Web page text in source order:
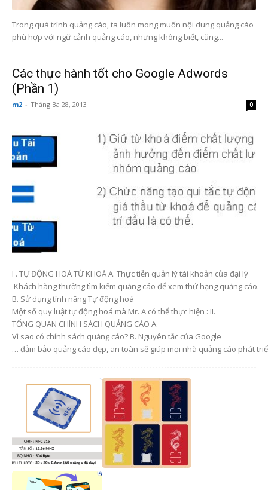
Trong quá trình quảng cáo, ta luôn mong muốn nội dung quảng cáo
phù hợp với ngữ cảnh quảng cáo, nhưng không biết, cũng...
Các thực hành tốt cho Google Adwords
(Phần 1)
m2 - Tháng Ba 28, 2013 0
I . TỰ ĐỘNG HOÁ TỪ KHOÁ A. Thực tiễn quản lý tài khoản của đại lý
Khách hàng thường tìm kiếm quảng cáo để xem thứ hạng quảng cáo.
B. Sử dụng tính năng Tự động hoá
Một số quy luật tự động hoá mà Mr. A có thể thực hiện : II.
TỔNG QUAN CHÍNH SÁCH QUẢNG CÁO A.
Vì sao có chính sách quảng cáo? B. Nguyên tắc của Google
… đảm bảo quảng cáo đẹp, an toàn sẽ giúp mọi nhà quảng cáo phát